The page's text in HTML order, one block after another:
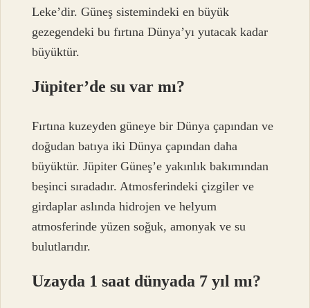
Leke’dir. Güneş sistemindeki en büyük
gezegendeki bu fırtına Dünya’yı yutacak kadar
büyüktür.
Jüpiter’de su var mı?
Fırtına kuzeyden güneye bir Dünya çapından ve
doğudan batıya iki Dünya çapından daha
büyüktür. Jüpiter Güneş’e yakınlık bakımından
beşinci sıradadır. Atmosferindeki çizgiler ve
girdaplar aslında hidrojen ve helyum
atmosferinde yüzen soğuk, amonyak ve su
bulutlarıdır.
Uzayda 1 saat dünyada 7 yıl mı?